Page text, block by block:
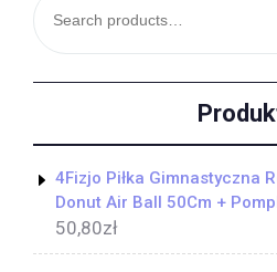
4Fizjo Piłka Gimnastyczna
Donut Air Ball 50Cm +
50,80zł